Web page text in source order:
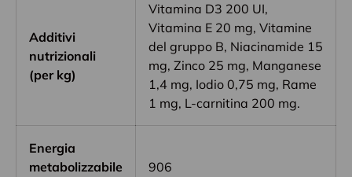
Additivi
nutrizionali
(per kg)
Vitamina D3 200 UI,
Vitamina E 20 mg, Vitamine
del gruppo B, Niacinamide 15
mg, Zinco 25 mg, Manganese
1,4 mg, Iodio 0,75 mg, Rame
1 mg, L-carnitina 200 mg.
Energia
metabolizzabile
906